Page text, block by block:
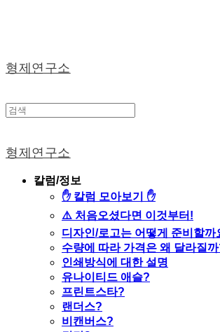
형제연구소
형제연구소
칼럼/정보
✋ 칼럼 모아보기 ✋
⚠️ 처음오셨다면 이것부터!
디자인/로고는 어떻게 준비할까
수량에 따라 가격은 왜 달라질
인쇄방식에 대한 설명
유나이티드 애슬?
프린트스타?
랜더스?
비캔버스?